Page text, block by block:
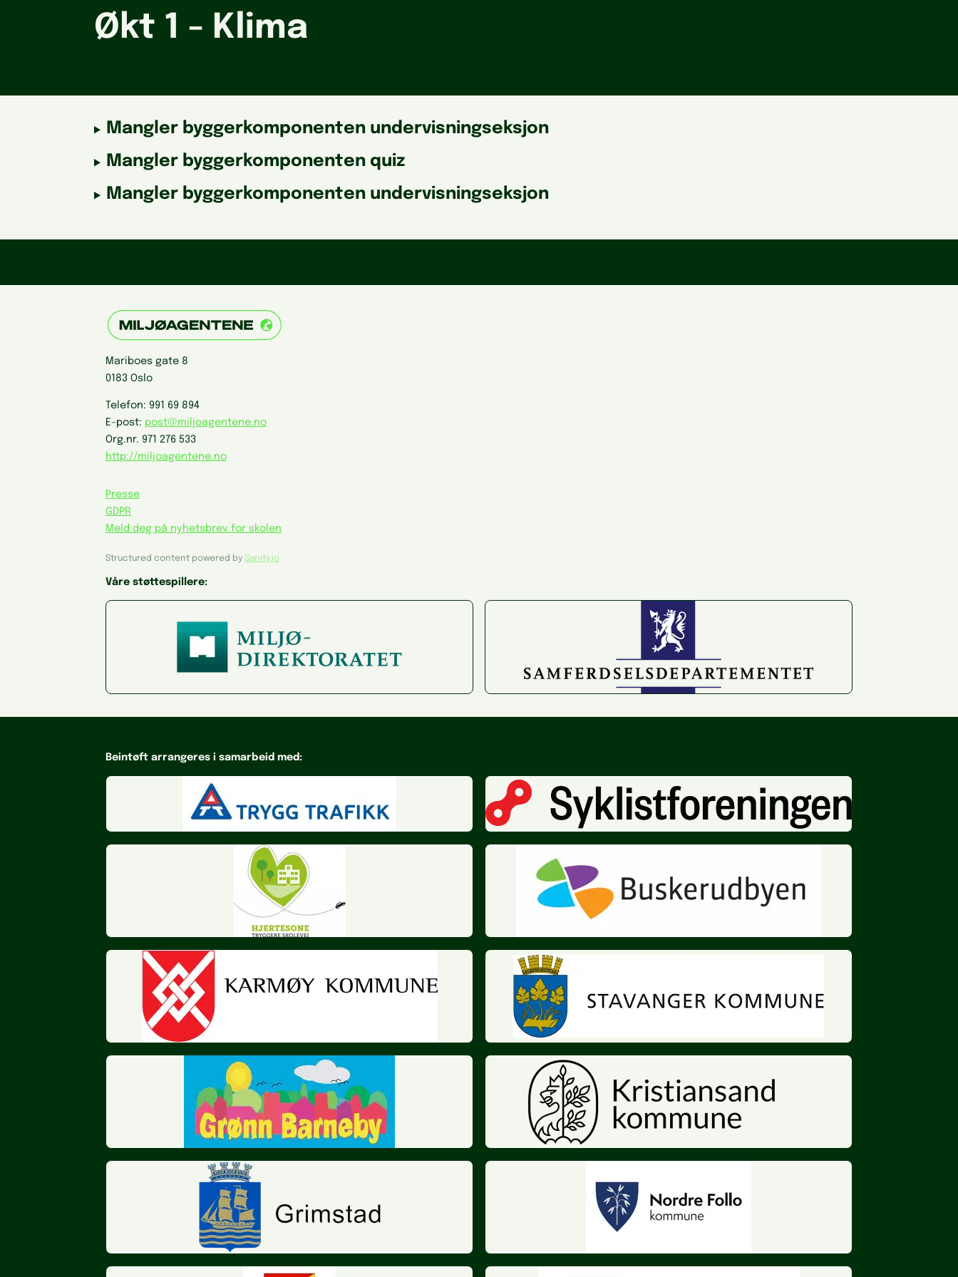
Økt 1 - Klima
Mangler byggerkomponenten undervisningseksjon
Mangler byggerkomponenten quiz
Mangler byggerkomponenten undervisningseksjon
Mariboes gate 8
0183 Oslo
Telefon: 991 69 894
E-post: post@miljoagentene.no
Org.nr. 971 276 533
http://miljoagentene.no
Presse
GDPR
Meld deg på nyhetsbrev for skolen
Structured content powered by Sanity.io
Våre støttespillere:
Beintøft arrangeres i samarbeid med: